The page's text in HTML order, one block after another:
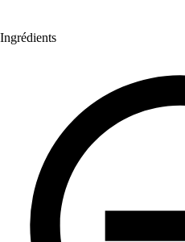
Ingrédients